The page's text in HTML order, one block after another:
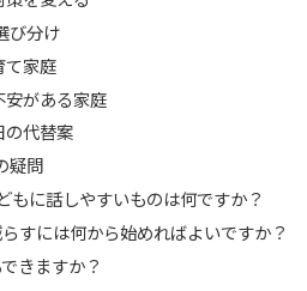
び分け
て家庭
がある家庭
の代替案
疑問
もに話しやすいものは何ですか？
すには何から始めればよいですか？
きますか？